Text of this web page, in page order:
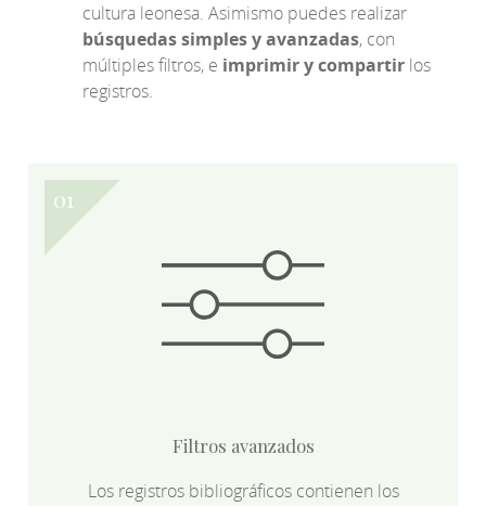
cultura leonesa. Asimismo puedes realizar
búsquedas simples y avanzadas, con
múltiples filtros, e imprimir y compartir los
registros.
Filtros avanzados
Los registros bibliográficos contienen los